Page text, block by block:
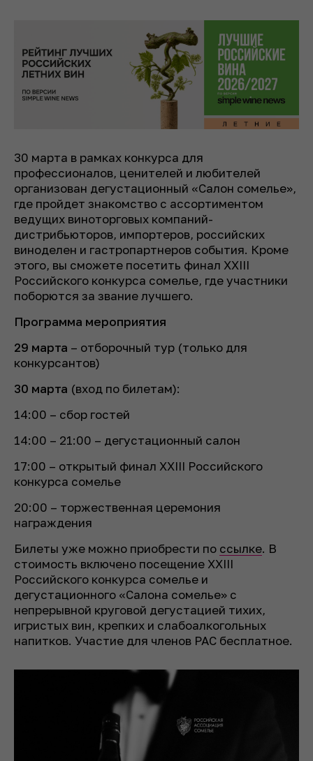
30 марта в рамках конкурса для
профессионалов, ценителей и любителей
организован дегустационный «Салон сомелье»,
где пройдет знакомство с ассортиментом
ведущих виноторговых компаний-
дистрибьюторов, импортеров, российских
виноделен и гастропартнеров события. Кроме
этого, вы сможете посетить финал XXIII
Российского конкурса сомелье, где участники
поборются за звание лучшего.
Программа мероприятия
29 марта – отборочный тур (только для
конкурсантов)
30 марта (вход по билетам):
14:00 – сбор гостей
14:00 – 21:00 – дегустационный салон
17:00 – открытый финал XXIII Российского
конкурса сомелье
20:00 – торжественная церемония
награждения
Билеты уже можно приобрести по ссылке. В
стоимость включено посещение XXIII
Российского конкурса сомелье и
дегустационного «Салона сомелье» с
непрерывной круговой дегустацией тихих,
игристых вин, крепких и слабоалкогольных
напитков. Участие для членов РАС бесплатное.